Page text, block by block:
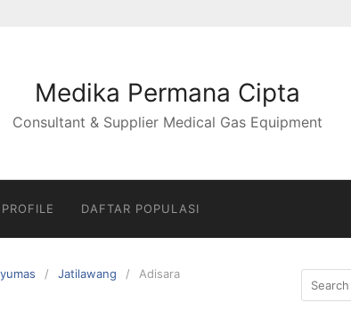
Medika Permana Cipta
Consultant & Supplier Medical Gas Equipment
DAFTAR POPULASI
Jatilawang Adisara
Search
for: